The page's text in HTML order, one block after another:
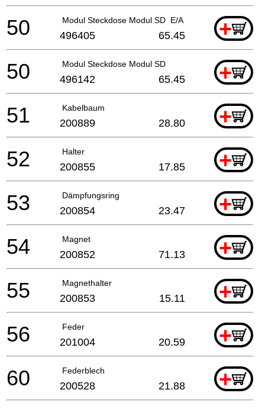
Modul Steckdose Modul SD E/A +
50 496405 65.45
Modul Steckdose Modul SD +
50 496142 65.45
Kabelbaum +
51 200889 28.80
Halter +
52 200855 17.85
Dämpfungsring +
53 200854 23.47
Magnet +
54 200852 71.13
Magnethalter +
55 200853 15.11
Feder +
56 201004 20.59
Federblech +
60 200528 21.88